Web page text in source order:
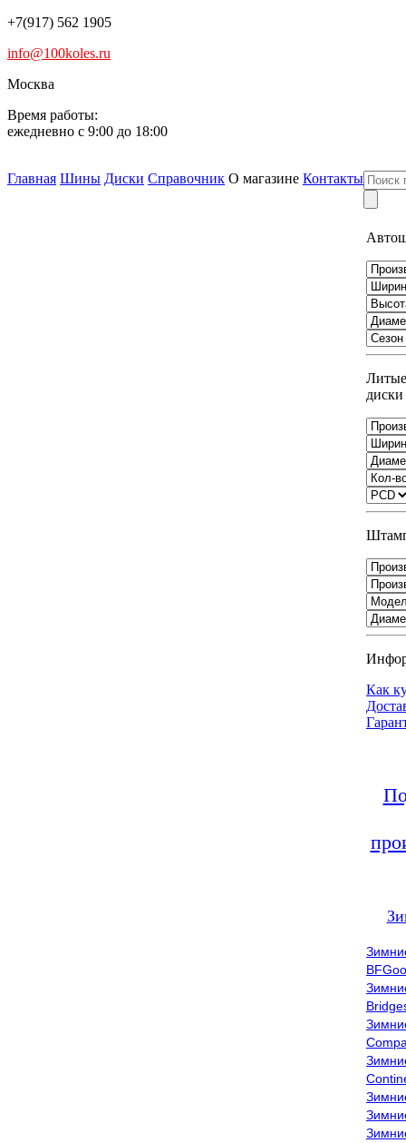
+7(917) 562 1905
info@100koles.ru
Москва
Время работы:
ежедневно с 9:00 до 18:00
Главная Шины Диски Справочник О магазине Контакты
Литые
диски
Как